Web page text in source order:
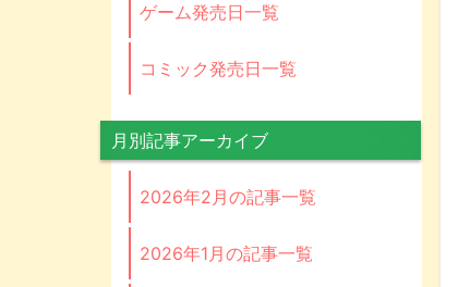
ゲーム発売日一覧
コミック発売日一覧
月別記事アーカイブ
2026年2月の記事一覧
2026年1月の記事一覧